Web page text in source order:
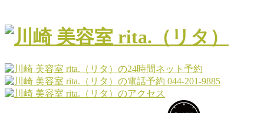
044-201-9885